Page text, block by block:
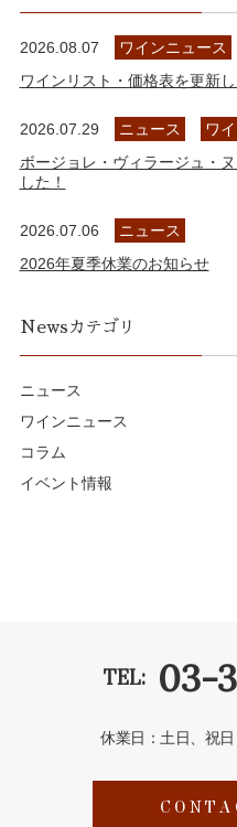
2026.08.07
ワインニュース
ワインリスト・価格表を更新
2026.07.29 ニュース
ワ
ボージョレ・ヴィラージュ・
した！
2026.07.06
ニュース
2026年夏季休業のお知らせ
Newsカテゴリ
ニュース
ワインニュース
コラム
イベント情報
TEL: 03-
休業日：土日、祝